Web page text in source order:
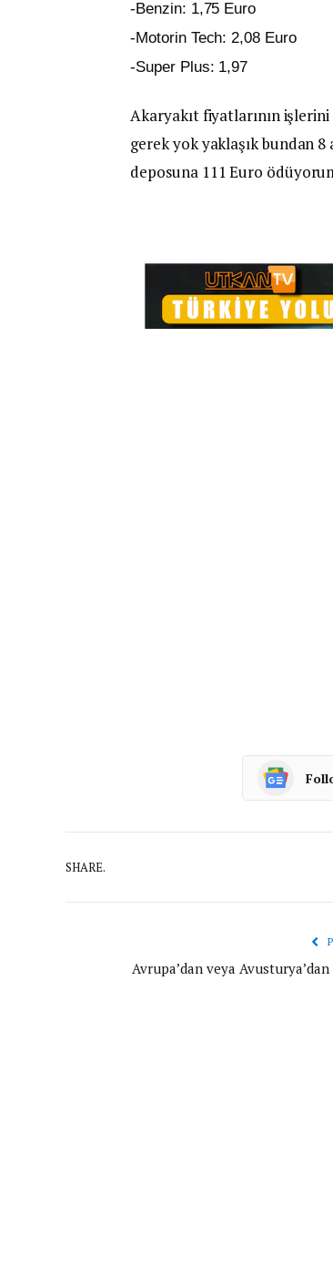
-Benzin: 1,75 Euro
-Motorin Tech: 2,08 Euro
-Super Plus: 1,97
Akaryakıt fiyatlarının
gerek yok yaklaşık bundan 8
deposuna 111 Euro
SHARE.
Avrupa’dan veya